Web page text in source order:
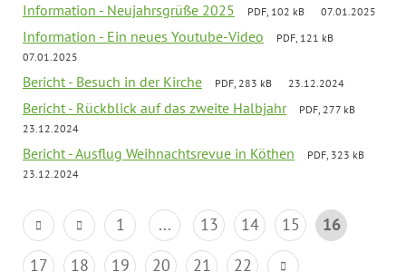
Information - Neujahrsgrüße 2025 PDF, 102 kB 07.01.2025
Information - Ein neues Youtube-Video
PDF, 121 kB
07.01.2025
Bericht - Besuch in der Kirche PDF, 283 kB 23.12.2024
Bericht - Rückblick auf das zweite Halbjahr
PDF, 277 kB
23.12.2024
Bericht - Ausflug Weihnachtsrevue in Köthen
PDF, 323 kB
23.12.2024
1 ... 13 14 15
16
17
18 19 20 21 22